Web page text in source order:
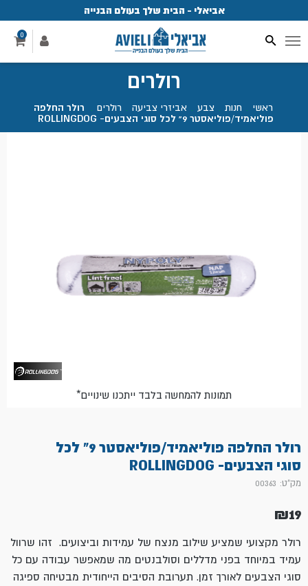
אביאלי - הבית שלך בעולם הבנייה
0
רולרים
ראשי חנות צבע אביזרי צביעה רולרים
רולר החלפה
פוליאמיד/פוליאסטר 9" לכל סוגי הצבעים- ROLLINGDOG
רולר החלפה פוליאמיד/פוליאסטר 9" לכל
סוגי הצבעים- ROLLINGDOG
מק"ט: 00363
₪19
רולר מקצועי שמציע שילוב מנצח של עמידות וביצועים. זהו שרוול
עמיד במיוחד בפני מדללים וסולבנטים מה שמאפשר עבודה עם כל
סוגי הצבעים לאורך זמן. תערובת הסיבים הייחודית מבטיחה ספיגה
*תמונות להמחשה בלבד ייתכנו שינויים